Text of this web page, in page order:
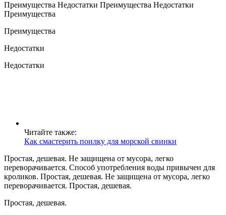
Преимущества Недостатки Преимущества Недостатки
Преимущества
Преимущества
Недостатки
Недостатки
Читайте также:
Как смастерить поилку для морской свинки
Простая, дешевая. Не защищена от мусора, легко
переворачивается. Способ употребления воды привычен для
кроликов. Простая, дешевая. Не защищена от мусора, легко
переворачивается. Простая, дешевая.
Простая, дешевая.